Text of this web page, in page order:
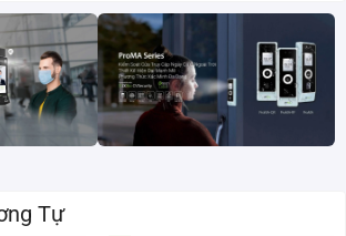
cổng swing barrier SBTL5000
làm bằng thép không gỉ đảm bảo độ bên cao.
ái, giảm thiểu tiếng ồn, mang lại trải nghiệm
giúp việc nhận dạng thẻ hoặc vân tay trở nên
Tự